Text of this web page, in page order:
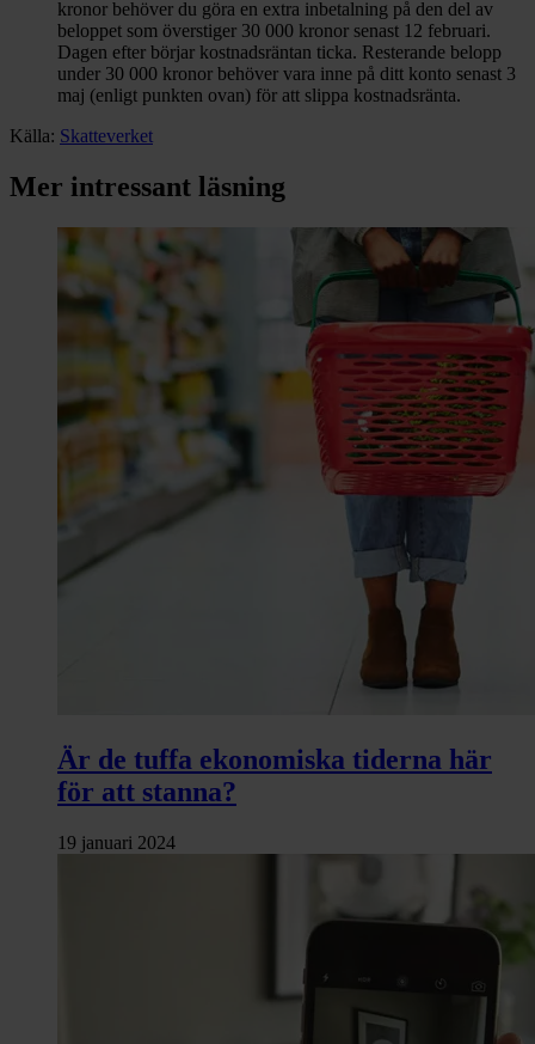
kronor behöver du göra en extra inbetalning på den del av
beloppet som överstiger 30 000 kronor senast 12 februari.
Dagen efter börjar kostnadsräntan ticka. Resterande belopp
under 30 000 kronor behöver vara inne på ditt konto senast 3
maj (enligt punkten ovan) för att slippa kostnadsränta.
Källa: Skatteverket
Mer intressant läsning
Är de tuffa ekonomiska tiderna här
för att stanna?
19 januari 2024